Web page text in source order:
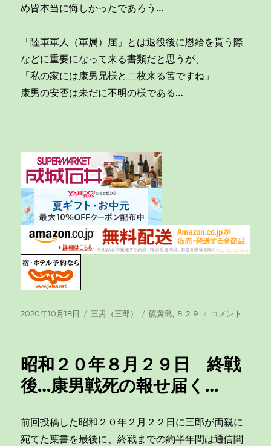
め皆本当に悔しかったであろう…
「陸軍軍人（軍属）届」とは退役後に恩給を貰う際
などに重要になって来る書類だと思うが、
「私の家には康男兄様と二枚来る筈ですね」
康男の安否は未だに不明の様である…
投
2020年10月18日
カ
ー
三男（三郎）
タ
硫黄島, Ｂ２９
昭
年
月
日
三
コメント
昭和２０年８月２９日 終戦
後…康男戦死の報せ届く…
前回投稿した昭和２０年２月２２日に三郎が両親に
宛てた葉書を最後に、終戦までの約半年間は通信関